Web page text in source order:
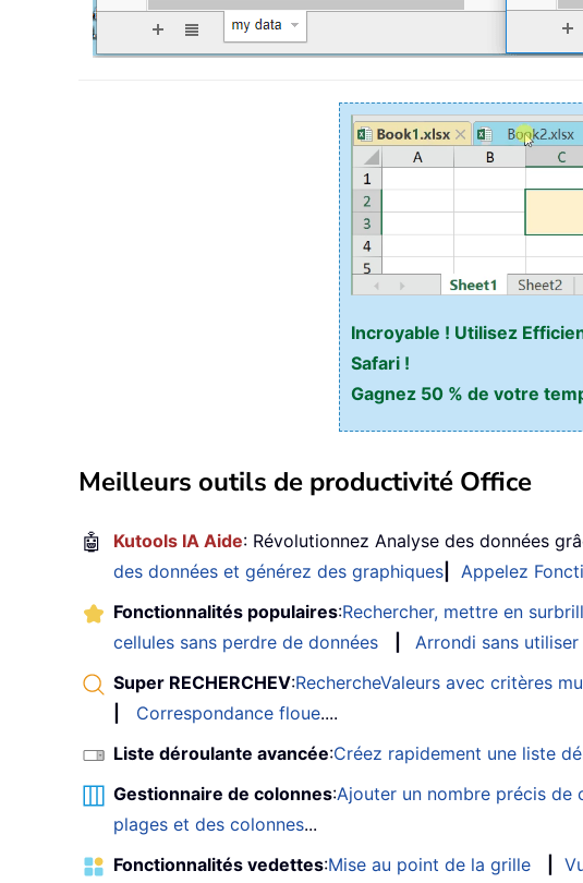
Incroyable ! Utilisez
Safari !
Gagnez 50 % de votre
Meilleurs outils de productivité Office
🤖 Kutools IA Aide: Révolutionnez Analyse des données
des données et générez des graphiques
Appelez
Fonctionnalités populaires:Rechercher, mettre en
cellules sans perdre de données
Arrondi sans
Super RECHERCHEV:RechercheValeurs avec critères
Correspondance floue....
Liste déroulante avancée:Créez rapidement une liste
Gestionnaire de colonnes:Ajouter un nombre précis de
plages et des colonnes...
Fonctionnalités vedettes:Mise au point de la grille